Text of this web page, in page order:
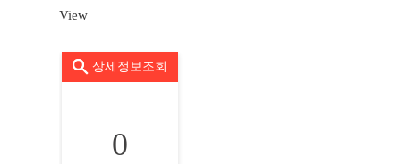
View
상세정보조회
0